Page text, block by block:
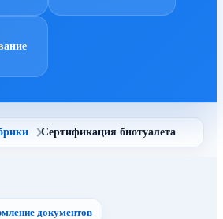
Сертификация биотуалета
документов